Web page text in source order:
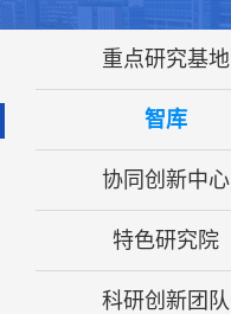
重点研究基地
智库
协同创新中心
特色研究院
科研创新团队